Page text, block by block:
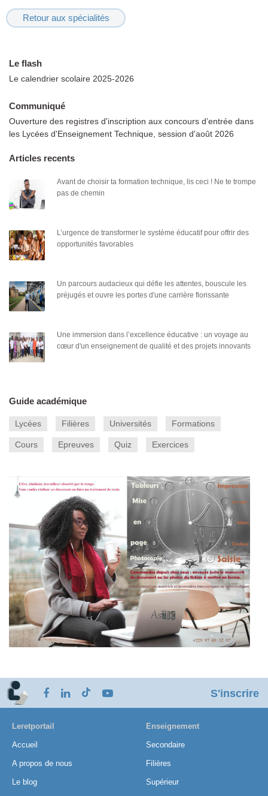
Retour aux spécialités
Le flash
Le calendrier scolaire 2025-2026
Communiqué
Ouverture des registres d'inscription aux concours d’entrée dans
les Lycées d'Enseignement Technique, session d'août 2026
Articles recents
Avant de choisir ta formation technique, lis ceci ! Ne te trompe
pas de chemin
L’urgence de transformer le système éducatif pour offrir des
opportunités favorables
Un parcours audacieux qui défie les attentes, bouscule les
préjugés et ouvre les portes d'une carrière florissante
Une immersion dans l’excellence éducative : un voyage au
cœur d'un enseignement de qualité et des projets innovants
Guide académique
Lycées Filières Universités Formations
Cours Epreuves Quiz Exercices
S'inscrire
Leretportail
Accueil
A propos de nous
Le blog
Enseignement
Secondaire
Filières
Supérieur